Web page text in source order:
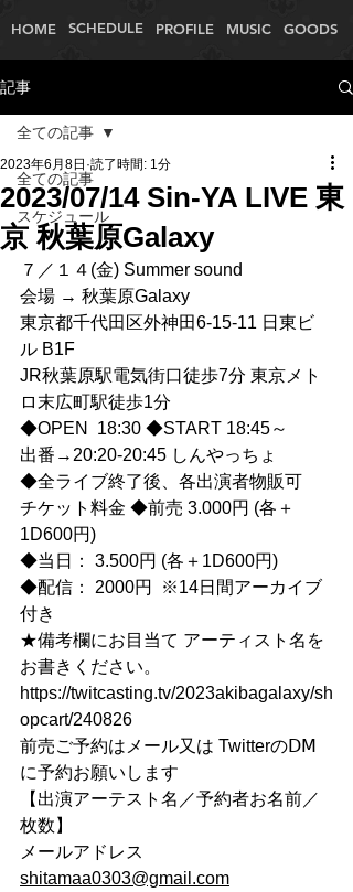
HOME SCHEDULE PROFILE MUSIC GOODS
記事
全ての記事
スケジュール
全ての記事
2023/07/14 Sin-YA LIVE 東
京 秋葉原Galaxy
2023年6月8日 読了時間: 1分
７／１４(金) Summer sound
会場 → 秋葉原Galaxy
東京都千代田区外神田6-15-11 日東ビ
ル B1F
JR秋葉原駅電気街口徒歩7分 東京メト
ロ末広町駅徒歩1分
◆OPEN  18:30 ◆START 18:45～
出番→20:20-20:45 しんやっちょ
◆全ライブ終了後、各出演者物販可
チケット料金 ◆前売 3.000円 (各＋
1D600円)
◆当日： 3.500円 (各＋1D600円)
◆配信： 2000円  ※14日間アーカイブ
付き
★備考欄にお目当て アーティスト名を
お書きください。
https://twitcasting.tv/2023akibagalaxy/sh
opcart/240826
前売ご予約はメール又は TwitterのⅮⅯ
に予約お願いします
【出演アーテスト名／予約者お名前／
枚数】
メールアドレス
shitamaa0303@gmail.com